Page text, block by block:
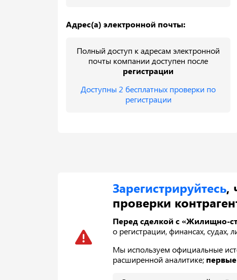
Адрес(а) электронной почты:
Полный доступ к адресам электронной
почты компании доступен после
регистрации
Доступны 2 бесплатных проверки по
регистрации
Зарегистрируйтесь,
проверки
Перед сделкой с «Жилищно-
о регистрации, финансах, судах,
Мы используем официальные
расширенной аналитике;